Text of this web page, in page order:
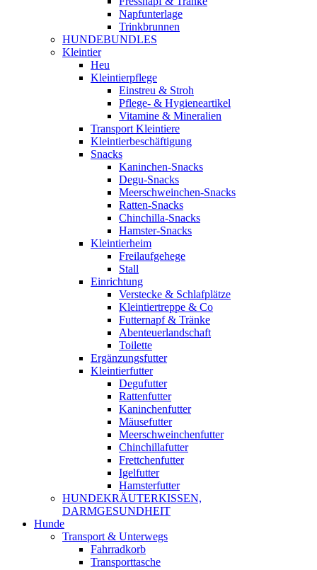
Napfunterlage
Trinkbrunnen
HUNDEBUNDLES
Kleintier
Heu
Kleintierpflege
Einstreu & Stroh
Pflege- & Hygieneartikel
Vitamine & Mineralien
Transport Kleintiere
Kleintierbeschäftigung
Snacks
Kaninchen-Snacks
Degu-Snacks
Meerschweinchen-Snacks
Ratten-Snacks
Chinchilla-Snacks
Hamster-Snacks
Kleintierheim
Freilaufgehege
Stall
Einrichtung
Verstecke & Schlafplätze
Kleintiertreppe & Co
Futternapf & Tränke
Abenteuerlandschaft
Toilette
Ergänzungsfutter
Kleintierfutter
Degufutter
Rattenfutter
Kaninchenfutter
Mäusefutter
Meerschweinchenfutter
Chinchillafutter
Frettchenfutter
Igelfutter
Hamsterfutter
HUNDEKRÄUTERKISSEN,
DARMGESUNDHEIT
Hunde
Transport & Unterwegs
Fahrradkorb
Transporttasche